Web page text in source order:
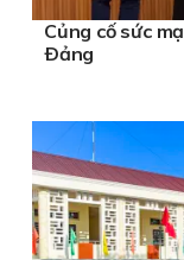
Củng cố sức
Ðảng